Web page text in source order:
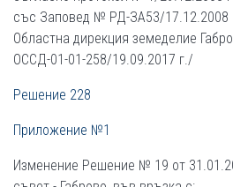
със Заповед № РД-ЗА53/17.12.2008
Областна дирекция земеделие
ОССД-01-01-258/19.09.2017 г./
Решение 228
Приложение №1
Изменение Решение № 19 от